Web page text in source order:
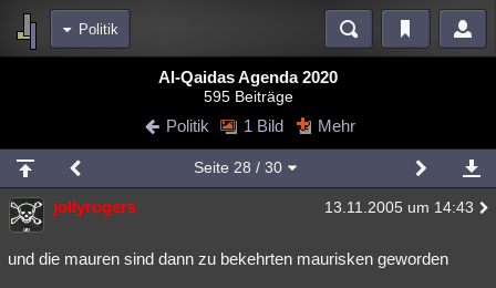
Politik
Blogs Videos
Chat Wiki Neuigkeiten
meine Rubriken
Menschen Wissenschaft Mystery Kriminalfälle
Spiritualität Verschwörungen Technologie Ufologie
Al-Qaidas Agenda 2020
595 Beiträge
Politik 1 Bild Mehr
Seite 28 / 30
jollyrogers 13.11.2005 um 14:43
und die mauren sind dann zu bekehrten maurisken geworden